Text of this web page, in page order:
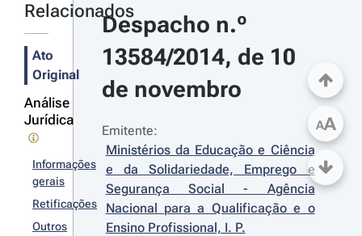
Relacionados
Ato
Original
Análise
Jurídica
Informações
gerais
Retificações
Outros
Despacho n.º
13584/2014, de 10
de novembro
Emitente:
Ministérios da Educação e Ciência
e da Solidariedade, Emprego e
Segurança Social - Agência
Nacional para a Qualificação e o
Ensino Profissional, I. P.
AA